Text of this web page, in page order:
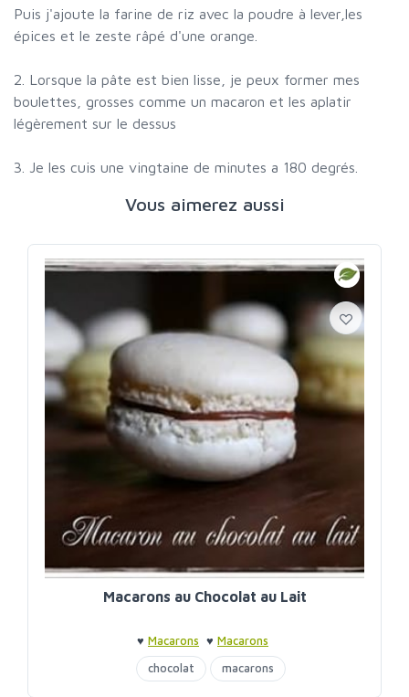
Puis j'ajoute la farine de riz avec la poudre à lever,les
épices et le zeste râpé d'une orange.
2. Lorsque la pâte est bien lisse, je peux former mes
boulettes, grosses comme un macaron et les aplatir
légèrement sur le dessus
3. Je les cuis une vingtaine de minutes a 180 degrés.
Vous aimerez aussi
Macarons au Chocolat au Lait
♥ Macarons ♥ Macarons
chocolat
macarons